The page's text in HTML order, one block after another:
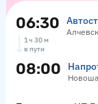
06:30
1 ч 30 м
в пути
08:00